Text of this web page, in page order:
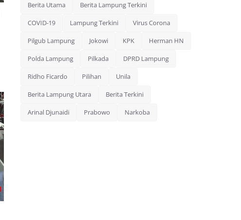
Berita Utama Berita Lampung Terkini
COVID-19 Lampung Terkini Virus Corona
Pilgub Lampung Jokowi KPK Herman HN
Polda Lampung Pilkada DPRD Lampung
Ridho Ficardo Pilihan Unila
Berita Lampung Utara Berita Terkini
Arinal Djunaidi Prabowo Narkoba